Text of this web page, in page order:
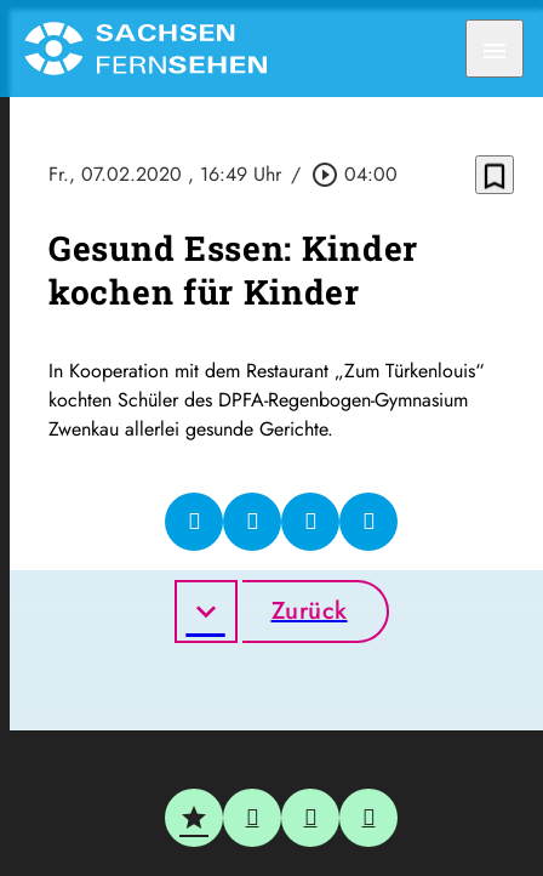
Fr., 07.02.2020 , 16:49 Uhr / play_circle_outline 04:00 bookmark_border
Gesund Essen: Kinder
kochen für Kinder
In Kooperation mit dem Restaurant „Zum Türkenlouis“
kochten Schüler des DPFA-Regenbogen-Gymnasium
Zwenkau allerlei gesunde Gerichte.
Zurück